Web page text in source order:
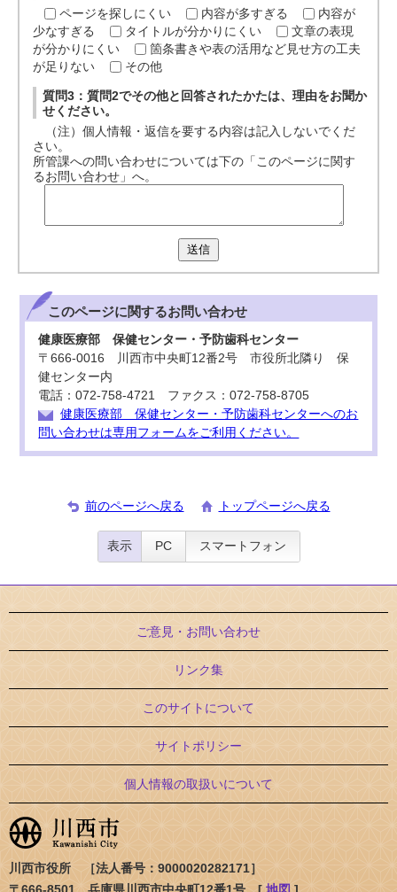
ページを探しにくい
内容が多すぎる
内容が
少なすぎる
タイトルが分かりにくい
文章の表現
が分かりにくい
箇条書きや表の活用など見せ方の工夫
が足りない
その他
質問3：質問2でその他と回答されたかたは、理由をお聞か
せください。
（注）個人情報・返信を要する内容は記入しないでくだ
さい。
所管課への問い合わせについては下の「このページに関す
るお問い合わせ」へ。
送信
このページに関するお問い合わせ
健康医療部 保健センター・予防歯科センター
〒666-0016 川西市中央町12番2号 市役所北隣り 保
健センター内
電話：072-758-4721 ファクス：072-758-8705
健康医療部 保健センター・予防歯科センターへのお
問い合わせは専用フォームをご利用ください。
前のページへ戻る トップページへ戻る
表示 PC スマートフォン
ご意見・お問い合わせ
リンク集
このサイトについて
サイトポリシー
個人情報の取扱いについて
川西市役所 ［法人番号：9000020282171］